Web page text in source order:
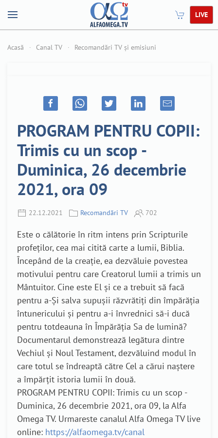
LIVE
Acasă Canal TV Recomandări TV și emisiuni
PROGRAM PENTRU COPII:
Trimis cu un scop -
Duminica, 26 decembrie
2021, ora 09
22.12.2021 Recomandări TV 702
Este o călătorie în ritm intens prin Scripturile
profeților, cea mai citită carte a lumii, Biblia.
Începând de la creație, ea dezvăluie povestea
motivului pentru care Creatorul lumii a trimis un
Mântuitor. Cine este El și ce a trebuit să facă
pentru a-Și salva supușii răzvrătiți din împărăția
întunericului și pentru a-i învrednici să-i ducă
pentru totdeauna în Împărăția Sa de lumină?
Documentarul demonstrează legătura dintre
Vechiul și Noul Testament, dezvăluind modul în
care totul se îndreaptă către Cel a cărui naștere
a împărțit istoria lumii în două.
PROGRAM PENTRU COPII: Trimis cu un scop -
Duminica, 26 decembrie 2021, ora 09, la Alfa
Omega TV. Urmareste canalul Alfa Omega TV live
online: https://alfaomega.tv/canal